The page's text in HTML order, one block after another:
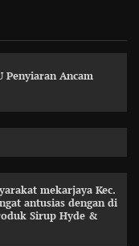
Penyiaran Ancam
mekarjaya Kec.
antusias dengan di
Sirup Hyde &